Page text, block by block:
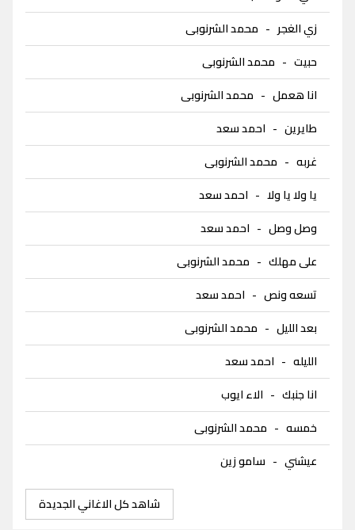
زي الغجر - محمد الشرنوبى
حبيت - محمد الشرنوبى
انا هعمل - محمد الشرنوبى
طايرين - احمد سعد
غربه - محمد الشرنوبى
يا ولا يا ولا - احمد سعد
وصل وصل - احمد سعد
على مهلك - محمد الشرنوبى
تسعه ونص - احمد سعد
بعد الليل - محمد الشرنوبى
الليله - احمد سعد
انا جنبك - الاء ايوب
خمسه - محمد الشرنوبى
عيشني - سامو زين
شاهد كل الاغاني الجديدة